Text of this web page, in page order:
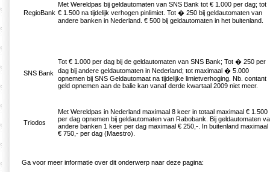
RegioBank
Met Wereldpas bij geldautomaten van SNS Bank tot € 1.000 per dag; tot
€ 1.500 na tijdelijk verhogen pinlimiet. Tot � 250 bij geldautomaten van
andere banken in Nederland. € 500 bij geldautomaten in het buitenland.
SNS Bank
Tot € 1.000 per dag bij de geldautomaten van SNS Bank; Tot � 250 per
dag bij andere geldautomaten in Nederland; tot maximaal � 5.000
opnemen bij SNS Geldautomaat na tijdelijke limietverhoging. Nb. contant
geld opnemen aan de balie kan vanaf derde kwartaal 2009 niet meer.
Triodos
Met Wereldpas in Nederland maximaal 8 keer in totaal maximaal € 1.500
per dag opnemen bij geldautomaten van Rabobank. Bij geldautomaten
andere banken 1 keer per dag maximaal € 250,-. In buitenland maximaal
€ 750,- per dag (Maestro).
Ga voor meer informatie over dit onderwerp naar deze pagina: